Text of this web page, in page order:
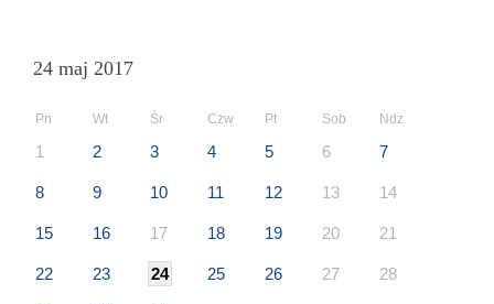
24 maj 2017
Pn Wt Śr Czw Pt Sob Ndz
1 2 3 4 5 6 7
8 9 10 11 12 13 14
15 16 17 18 19 20 21
22 23 24 25 26 27 28